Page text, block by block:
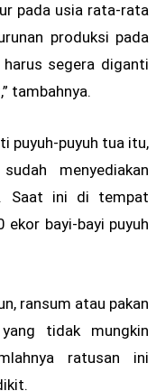
pada usia rata-rata
produksi pada
segera diganti
tambahnya.
puyuh-puyuh tua itu,
menyediakan
Saat ini di tempat
ekor bayi-bayi puyuh
ransum atau pakan
tidak mungkin
ratusan ini